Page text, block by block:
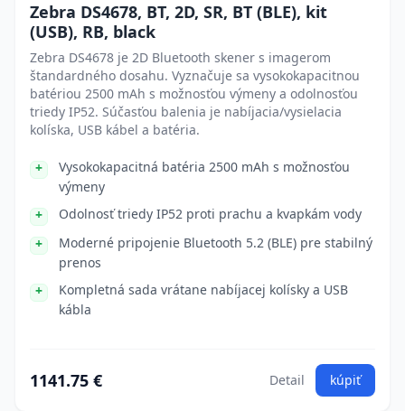
Zebra DS4678, BT, 2D, SR, BT (BLE), kit
(USB), RB, black
Zebra DS4678 je 2D Bluetooth skener s imagerom
štandardného dosahu. Vyznačuje sa vysokokapacitnou
batériou 2500 mAh s možnosťou výmeny a odolnosťou
triedy IP52. Súčasťou balenia je nabíjacia/vysielacia
kolíska, USB kábel a batéria.
Vysokokapacitná batéria 2500 mAh s možnosťou
výmeny
Odolnosť triedy IP52 proti prachu a kvapkám vody
Moderné pripojenie Bluetooth 5.2 (BLE) pre stabilný
prenos
Kompletná sada vrátane nabíjacej kolísky a USB
kábla
1141.75 € Detail kúpiť